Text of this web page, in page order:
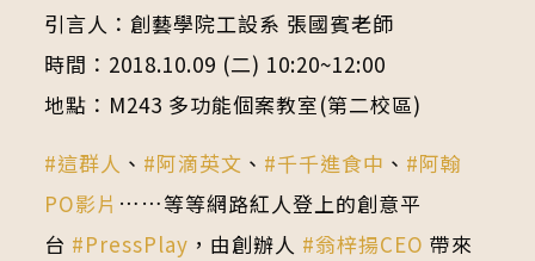
引言人：創藝學院工設系 張國賓老師
時間：2018.10.09 (二) 10:20~12:00
地點：M243 多功能個案教室(第二校區)
#這群人 、 #阿滴英文 、 #千千進食中 、 #阿翰
PO影片 ……等等網路紅人登上的創意平
台 #PressPlay ，由創辦人 #翁梓揚CEO 帶來